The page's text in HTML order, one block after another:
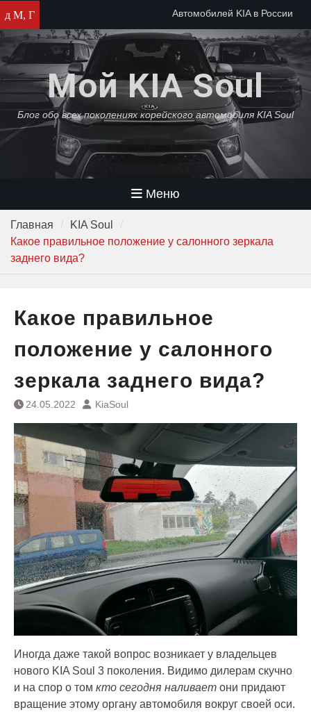
содержимому
д М, Г
Автомобилей KIA в России
осталось на два месяца
Автомобили KIA прекратят
собирать в России
KIA среди самых популярных
автомобилей в России 2022
года
Мой KIA Soul
Блог обо всех поколениях корейского автомобиля KIA Soul
Меню
Главная
KIA Soul
Какое правильное положение у салонного зеркала
заднего вида?
Какое правильное
положение у салонного
зеркала заднего вида?
24.05.2022 KiaSoul
Иногда даже такой вопрос возникает у владельцев
нового KIA Soul 3 поколения. Видимо дилерам скучно
и на спор о том кто сегодня наливает они придают
вращение этому органу автомобиля вокруг своей оси.